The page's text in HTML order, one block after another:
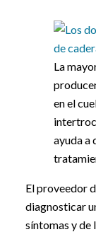
La
en el
ayuda a
El proveedor
diagnosticar
síntomas y de